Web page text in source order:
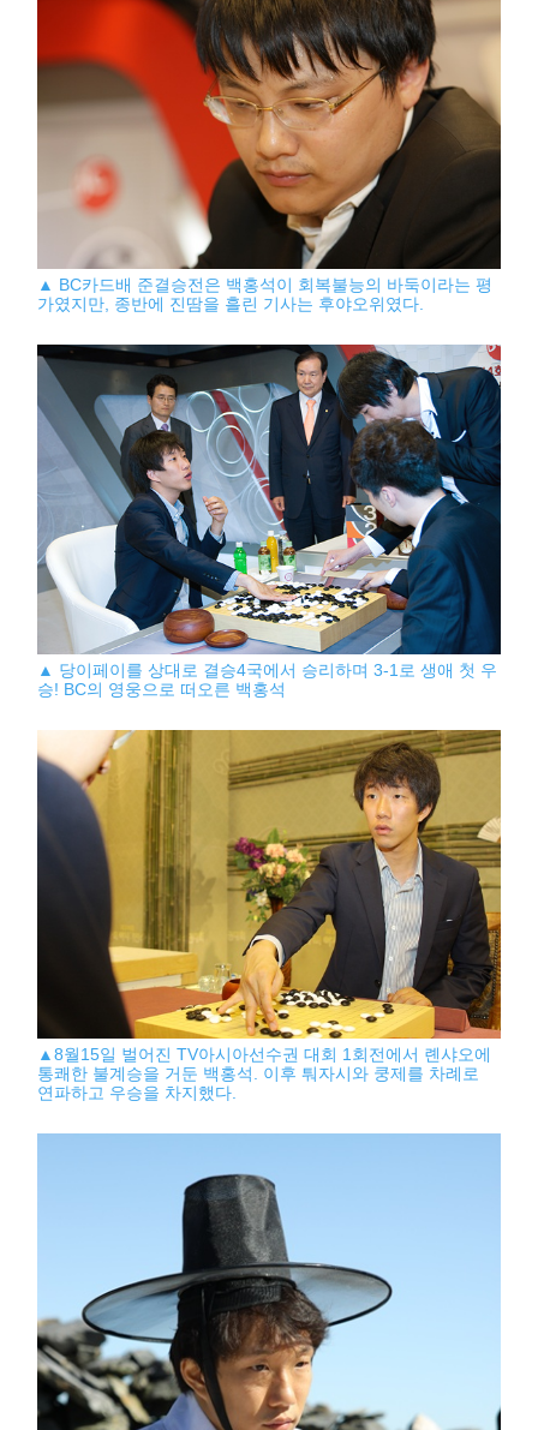
▲ BC카드배 준결승전은 백홍석이 회복불능의 바둑이라는 평
가였지만, 종반에 진땀을 흘린 기사는 후야오위였다.
▲ 당이페이를 상대로 결승4국에서 승리하며 3-1로 생애 첫 우
승! BC의 영웅으로 떠오른 백홍석
▲8월15일 벌어진 TV아시아선수권 대회 1회전에서 롄샤오에
통쾌한 불계승을 거둔 백홍석. 이후 퉈자시와 쿵제를 차례로
연파하고 우승을 차지했다.